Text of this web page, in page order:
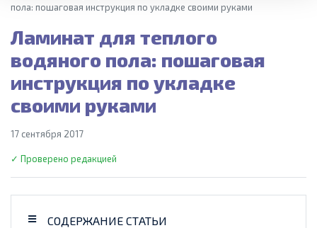
пола: пошаговая инструкция по укладке своими руками
Ламинат для теплого
водяного пола: пошаговая
инструкция по укладке
своими руками
17 сентября 2017
✓ Проверено редакцией
СОДЕРЖАНИЕ СТАТЬИ